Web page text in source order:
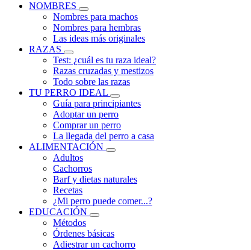
NOMBRES
Nombres para machos
Nombres para hembras
Las ideas más originales
RAZAS
Test: ¿cuál es tu raza ideal?
Razas cruzadas y mestizos
Todo sobre las razas
TU PERRO IDEAL
Guía para principiantes
Adoptar un perro
Comprar un perro
La llegada del perro a casa
ALIMENTACIÓN
Adultos
Cachorros
Barf y dietas naturales
Recetas
¿Mi perro puede comer...?
EDUCACIÓN
Métodos
Órdenes básicas
Adiestrar un cachorro